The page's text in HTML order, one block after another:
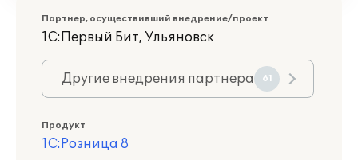
Партнер, осуществивший внедрение/проект
1С:Первый Бит, Ульяновск
Другие внедрения партнера 61
Продукт
1С:Розница 8